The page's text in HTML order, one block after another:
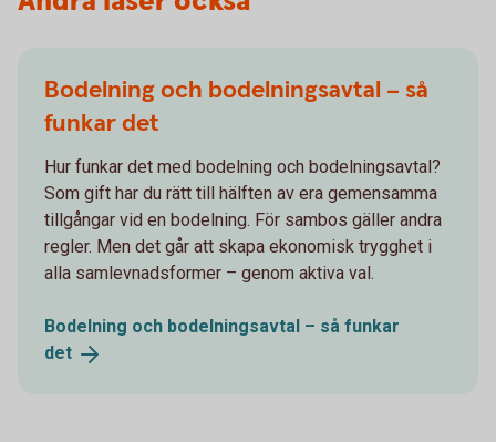
Bodelning och bodelningsavtal – så
funkar det
Hur funkar det med bodelning och bodelningsavtal?
Som gift har du rätt till hälften av era gemensamma
tillgångar vid en bodelning. För sambos gäller andra
regler. Men det går att skapa ekonomisk trygghet i
alla samlevnadsformer – genom aktiva val.
Bodelning och bodelningsavtal – så funkar
det